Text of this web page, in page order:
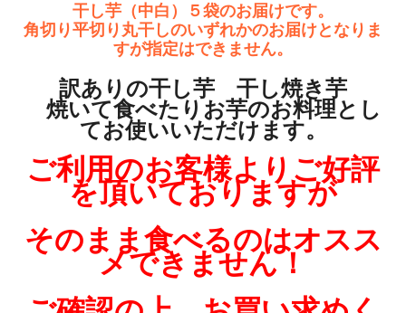
干し芋（中白）５袋のお届けです。
角切り平切り丸干しのいずれかのお届けとなりま
すが指定はできません。
訳ありの干し芋 干し焼き芋
焼いて食べたりお芋のお料理とし
てお使いいただけます。
ご利用のお客様よりご好評
を頂いておりますが
そのまま食べるのはオスス
メできません！